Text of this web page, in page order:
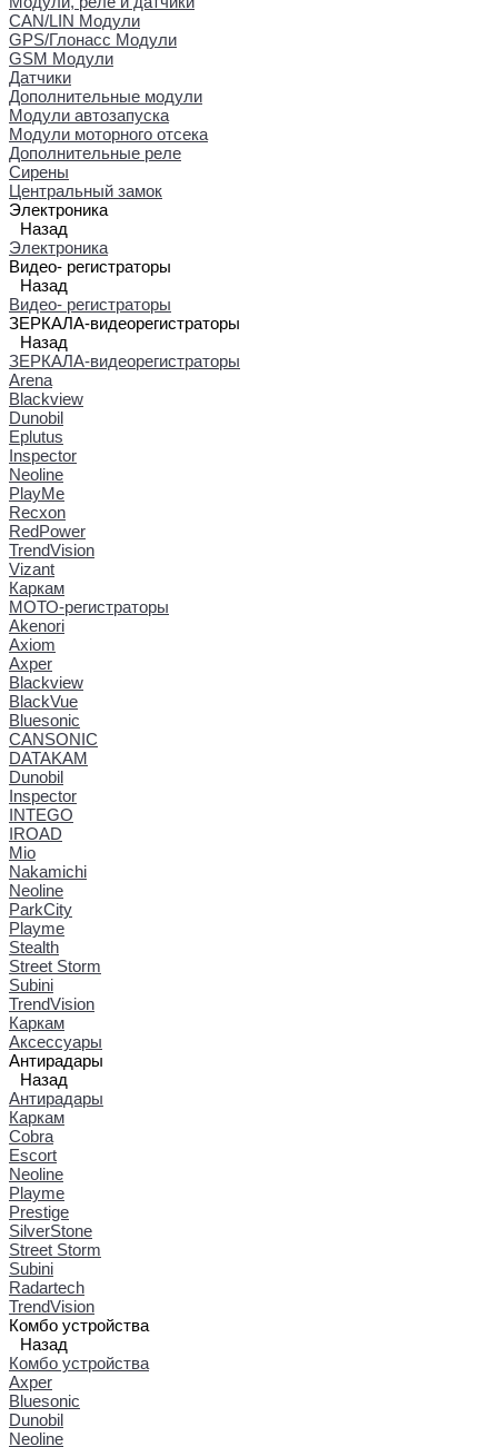
CAN/LIN Модули
GPS/Глонасс Модули
GSM Модули
Датчики
Дополнительные модули
Модули автозапуска
Модули моторного отсека
Дополнительные реле
Сирены
Центральный замок
Электроника
Назад
Электроника
Видео- регистраторы
Назад
Видео- регистраторы
ЗЕРКАЛА-видеорегистраторы
Назад
ЗЕРКАЛА-видеорегистраторы
Arena
Blackview
Dunobil
Eplutus
Inspector
Neoline
PlayMe
Recxon
RedPower
TrendVision
Vizant
Каркам
МОТО-регистраторы
Akenori
Axiom
Axper
Blackview
BlackVue
Bluesonic
CANSONIC
DATAKAM
Dunobil
Inspector
INTEGO
IROAD
Mio
Nakamichi
Neoline
ParkCity
Playme
Stealth
Street Storm
Subini
TrendVision
Каркам
Аксессуары
Антирадары
Назад
Антирадары
Каркам
Cobra
Escort
Neoline
Playme
Prestige
SilverStone
Street Storm
Subini
Radartech
TrendVision
Комбо устройства
Назад
Комбо устройства
Axper
Bluesonic
Dunobil
Neoline